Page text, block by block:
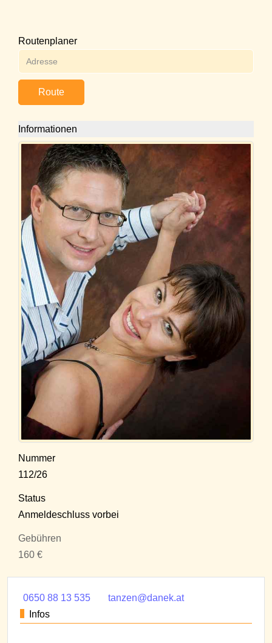
Routenplaner
Route
Informationen
Nummer
112/26
Status
Anmeldeschluss vorbei
Gebühren
160 €
0650 88 13 535
tanzen@danek.at
Infos